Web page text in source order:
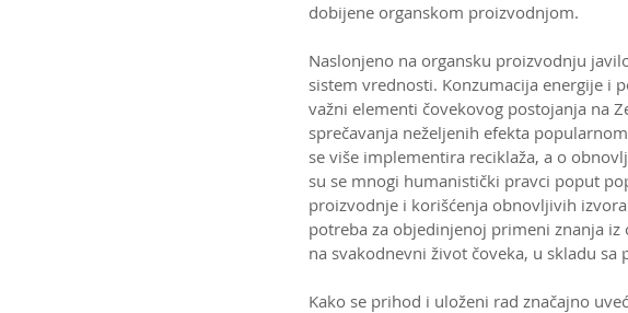
dobijene organskom proizvodnjom.
Naslonjeno na organsku proizvodnju
sistem vrednosti. Konzumacija energije i
važni elementi čovekovog postojanja na
sprečavanja neželjenih efekta
se više implementira reciklaža, a o
su se mnogi humanistički pravci poput
proizvodnje i korišćenja obnovljivih
potreba za objedinjenoj primeni znanja
na svakodnevni život čoveka, u skladu sa
Kako se prihod i uloženi rad značajno